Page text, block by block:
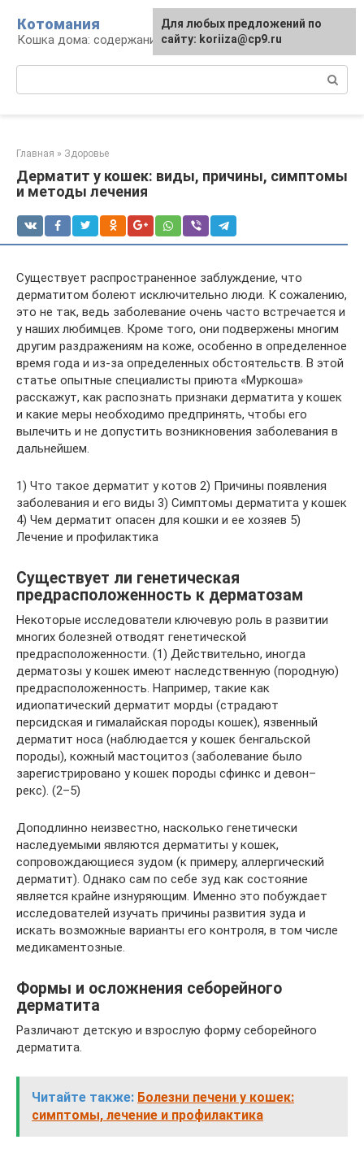
контенту
Котомания
Кошка дома: содержание и уход
Главная » Здоровье
Дерматит у кошек: виды, причины, симптомы
и методы лечения
Существует распространенное заблуждение, что
дерматитом болеют исключительно люди. К сожалению,
это не так, ведь заболевание очень часто встречается и
у наших любимцев. Кроме того, они подвержены многим
другим раздражениям на коже, особенно в определенное
время года и из-за определенных обстоятельств. В этой
статье опытные специалисты приюта «Муркоша»
расскажут, как распознать признаки дерматита у кошек
и какие меры необходимо предпринять, чтобы его
вылечить и не допустить возникновения заболевания в
дальнейшем.
1) Что такое дерматит у котов 2) Причины появления
заболевания и его виды 3) Симптомы дерматита у кошек
4) Чем дерматит опасен для кошки и ее хозяев 5)
Лечение и профилактика
Существует ли генетическая
предрасположенность к дерматозам
Некоторые исследователи ключевую роль в развитии
многих болезней отводят генетической
предрасположенности. (1) Действительно, иногда
дерматозы у кошек имеют наследственную (породную)
предрасположенность. Например, такие как
идиопатический дерматит морды (страдают
персидская и гималайская породы кошек), язвенный
дерматит носа (наблюдается у кошек бенгальской
породы), кожный мастоцитоз (заболевание было
зарегистрировано у кошек породы сфинкс и девон–
рекс). (2–5)
Доподлинно неизвестно, насколько генетически
наследуемыми являются дерматиты у кошек,
сопровождающиеся зудом (к примеру, аллергический
дерматит). Однако сам по себе зуд как состояние
является крайне изнуряющим. Именно это побуждает
исследователей изучать причины развития зуда и
искать возможные варианты его контроля, в том числе
медикаментозные.
Формы и осложнения себорейного
дерматита
Различают детскую и взрослую форму себорейного
дерматита.
Читайте также: Болезни печени у кошек:
симптомы, лечение и профилактика
Для любых предложений по
сайту: koriiza@cp9.ru